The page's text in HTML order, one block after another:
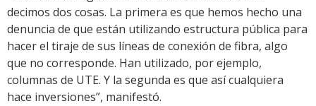
decimos dos cosas. La primera es que hemos hecho una
denuncia de que están utilizando estructura pública para
hacer el tiraje de sus líneas de conexión de fibra, algo
que no corresponde. Han utilizado, por ejemplo,
columnas de UTE. Y la segunda es que así cualquiera
hace inversiones”, manifestó.